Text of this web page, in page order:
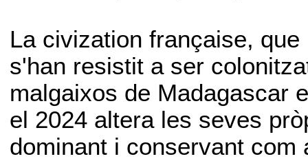
La civization française,
s'han resistit a ser
malgaixos de Madagascar
el 2024 altera les seves
dominant i conservant